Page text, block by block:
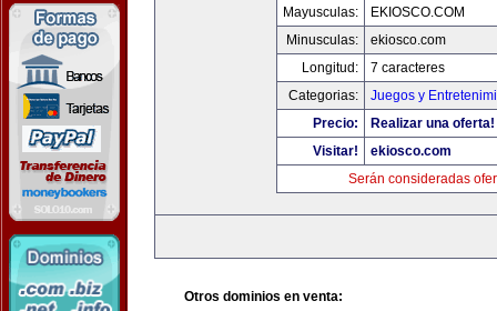
Mayusculas:
EKIOSCO.COM
Minusculas:
ekiosco.com
Longitud:
7 caracteres
Categorias:
Juegos y
Precio:
Realizar una oferta!
Visitar!
ekiosco.com
Serán consideradas
Otros dominios en venta: